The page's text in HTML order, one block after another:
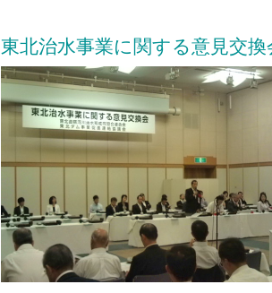
東北治水事業に関する意見交換